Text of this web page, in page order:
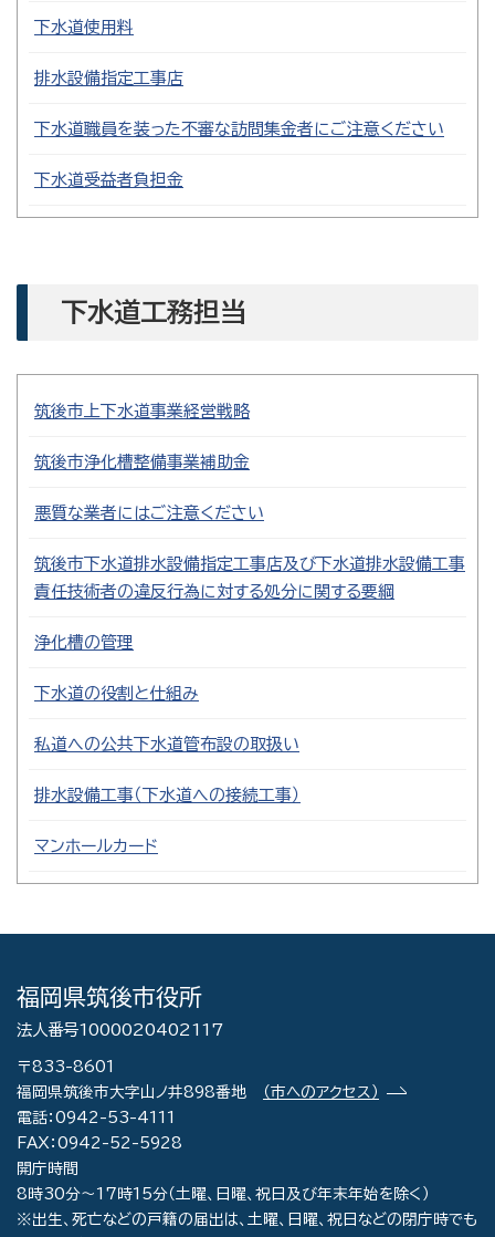
下水道使用料
排水設備指定工事店
下水道職員を装った不審な訪問集金者にご注意ください
下水道受益者負担金
下水道工務担当
筑後市上下水道事業経営戦略
筑後市浄化槽整備事業補助金
悪質な業者にはご注意ください
筑後市下水道排水設備指定工事店及び下水道排水設備工事
責任技術者の違反行為に対する処分に関する要綱
浄化槽の管理
下水道の役割と仕組み
私道への公共下水道管布設の取扱い
排水設備工事（下水道への接続工事）
マンホールカード
福岡県筑後市役所
法人番号1000020402117
〒833-8601
福岡県筑後市大字山ノ井898番地
（市へのアクセス）
電話：0942-53-4111
FAX：0942-52-5928
開庁時間
8時30分～17時15分（土曜、日曜、祝日及び年末年始を除く）
※出生、死亡などの戸籍の届出は、土曜、日曜、祝日などの閉庁時でも